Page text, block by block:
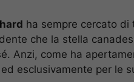
ha sempre cercato di
che la stella
Anzi, come ha
esclusivamente per le